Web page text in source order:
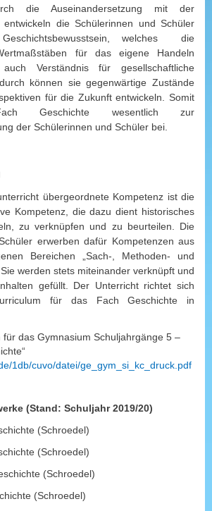
die Auseinandersetzung mit der
entwickeln die Schülerinnen und Schüler
welches die
für das eigene Handeln
Verständnis für gesellschaftliche
können sie gegenwärtige Zustände
für die Zukunft entwickeln. Somit
Geschichte wesentlich zur
der Schülerinnen und Schüler bei.
übergeordnete Kompetenz ist die
Kompetenz, die dazu dient historisches
zu verknüpfen und zu beurteilen. Die
erwerben dafür Kompetenzen aus
Bereichen „Sach-, Methoden- und
werden stets miteinander verknüpft und
gefüllt. Der Unterricht richtet sich
für das Fach Geschichte in
für das Gymnasium Schuljahrgänge 5 –
1db/cuvo/datei/ge_gym_si_kc_druck.pdf
(Stand: Schuljahr 2019/20)
(Schroedel)
(Schroedel)
(Schroedel)
(Schroedel)